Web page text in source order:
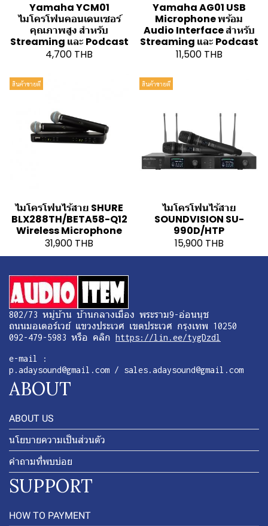
Yamaha YCM01
ไมโครโฟนคอนเดนเซอร์
คุณภาพสูง สำหรับ
Streaming และ Podcast
4,700 THB
Yamaha AG01 USB
Microphone พร้อม
Audio Interface สำหรับ
Streaming และ Podcast
11,500 THB
สินค้าขายดี
ไมโครโฟนไร้สาย SHURE
BLX288TH/BETA58-Q12
Wireless Microphone
31,900 THB
สินค้าขายดี
ไมโครโฟนไร้สาย
SOUNDVISION SU-
990D/HTP
15,900 THB
802/73 หมู่บ้าน บ้านกลางเมือง พระราม9-อ่อนนุช
ถนนมอเตอร์เวย์ แขวงประเวศ เขตประเวศ กรุงเทพ 10250
092-479-5983 หรือ คลิก https://lin.ee/tygDzdl
e-mail :
p.adaysound@gmail.com / sales.adaysound@gmail.com
ABOUT
ABOUT US
นโยบายความเป็นส่วนตัว
คำถามที่พบบ่อย
SUPPORT
HOW TO PAYMENT